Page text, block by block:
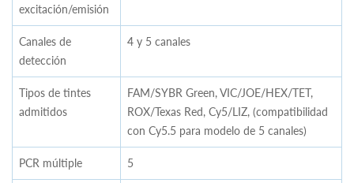
excitación/emisión
Canales de
detección
4 y 5 canales
Tipos de tintes
admitidos
FAM/SYBR Green, VIC/JOE/HEX/TET,
ROX/Texas Red, Cy5/LIZ, (compatibilidad
con Cy5.5 para modelo de 5 canales)
PCR múltiple 5